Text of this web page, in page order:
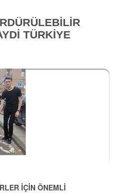
TÜRKİYE
İÇİN ÖNEMLİ